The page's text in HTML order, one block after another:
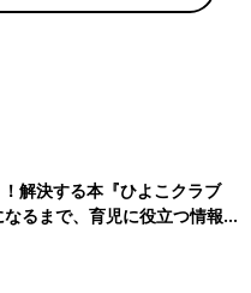
解決する本『ひよこクラブ
るまで、育児に役立つ情報が